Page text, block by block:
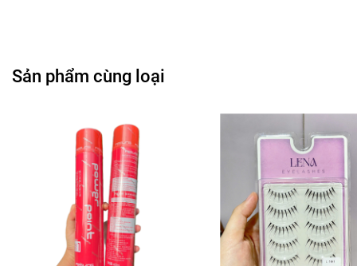
lớp nền màu nhạt giúp làm đồng đều tông da mí mắt; ô
định hình và tạo chiều sâu; các tông nhũ nhẹ có thể dùng
để highlight phần góc trong mắt hoặc dưới lông mày. Nhờ
đó, bảng phấn mắt này cho phép thiết kế nhiều phong
cách makeup đa dạng, từ nhẹ nhàng tinh tế sehari ngày
đến phong cách nổi bật hơn khi cần tạo trọng tâm cho ánh
Hướng dẫn sử dụng
Sản phẩm cùng loại